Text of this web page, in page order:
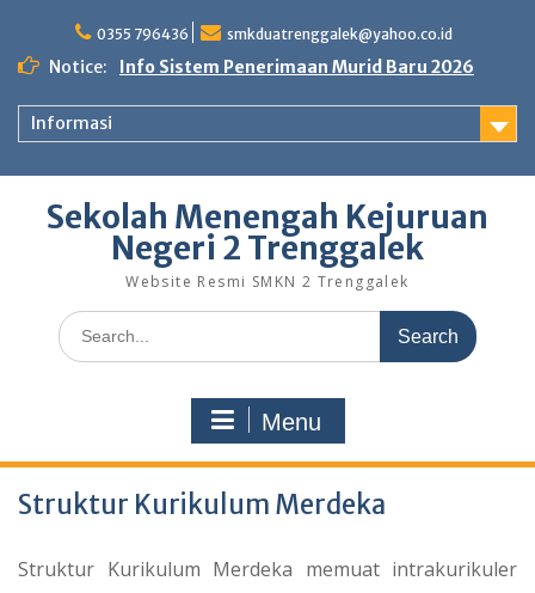
content
0355 796436 smkduatrenggalek@yahoo.co.id
Notice: Info Sistem Penerimaan Murid Baru 2026
Informasi
Sekolah Menengah Kejuruan
Negeri 2 Trenggalek
Website Resmi SMKN 2 Trenggalek
Search
for:
Menu
Struktur Kurikulum Merdeka
Struktur Kurikulum Merdeka memuat intrakurikuler